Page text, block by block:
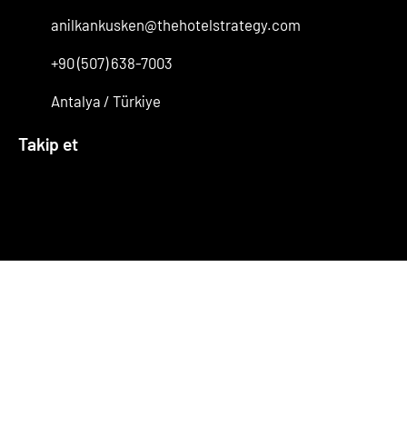
anilkankusken@thehotelstrategy.com
+90 (507) 638-7003
Antalya / Türkiye
Takip et